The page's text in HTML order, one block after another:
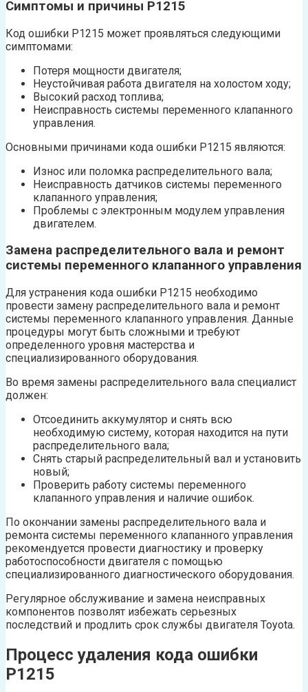
Симптомы и причины P1215
Код ошибки P1215 может проявляться следующими
симптомами:
Потеря мощности двигателя;
Неустойчивая работа двигателя на холостом ходу;
Высокий расход топлива;
Неисправность системы переменного клапанного
управления.
Основными причинами кода ошибки P1215 являются:
Износ или поломка распределительного вала;
Неисправность датчиков системы переменного
клапанного управления;
Проблемы с электронным модулем управления
двигателем.
Замена распределительного вала и ремонт
системы переменного клапанного управления
Для устранения кода ошибки P1215 необходимо
провести замену распределительного вала и ремонт
системы переменного клапанного управления. Данные
процедуры могут быть сложными и требуют
определенного уровня мастерства и
специализированного оборудования.
Во время замены распределительного вала специалист
должен:
Отсоединить аккумулятор и снять всю
необходимую систему, которая находится на пути
распределительного вала;
Снять старый распределительный вал и установить
новый;
Проверить работу системы переменного
клапанного управления и наличие ошибок.
По окончании замены распределительного вала и
ремонта системы переменного клапанного управления
рекомендуется провести диагностику и проверку
работоспособности двигателя с помощью
специализированного диагностического оборудования.
Регулярное обслуживание и замена неисправных
компонентов позволят избежать серьезных
последствий и продлить срок службы двигателя Toyota.
Процесс удаления кода ошибки
P1215